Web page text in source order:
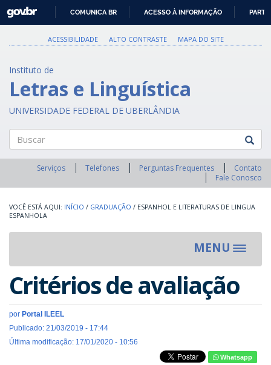
PARA
O
GOVBR
COMUNICA BR ACESSO À INFORMAÇÃO
ACESSIBILIDADE ALTO CONTRASTE MAPA DO SITE
Instituto de
Letras e Linguística
UNIVERSIDADE FEDERAL DE UBERLÂNDIA
Buscar
Serviços Telefones Perguntas Frequentes
Contato
Fale Conosco
INÍCIO / GRADUAÇÃO / ESPANHOL E LITERATURAS DE LINGUA
ESPANHOLA
MENU
Toggle
Critérios de avaliação
por Portal ILEEL
Publicado: 21/03/2019 - 17:44
Última modificação: 17/01/2020 - 10:56
Whatsapp